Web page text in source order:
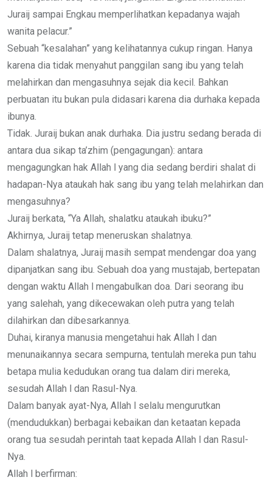
Juraij sampai Engkau memperlihatkan kepadanya wajah
wanita pelacur.”
Sebuah “kesalahan” yang kelihatannya cukup ringan. Hanya
karena dia tidak menyahut panggilan sang ibu yang telah
melahirkan dan mengasuhnya sejak dia kecil. Bahkan
perbuatan itu bukan pula didasari karena dia durhaka kepada
ibunya.
Tidak. Juraij bukan anak durhaka. Dia justru sedang berada di
antara dua sikap ta’zhim (pengagungan): antara
mengagungkan hak Allah l yang dia sedang berdiri shalat di
hadapan-Nya ataukah hak sang ibu yang telah melahirkan dan
mengasuhnya?
Juraij berkata, “Ya Allah, shalatku ataukah ibuku?”
Akhirnya, Juraij tetap meneruskan shalatnya.
Dalam shalatnya, Juraij masih sempat mendengar doa yang
dipanjatkan sang ibu. Sebuah doa yang mustajab, bertepatan
dengan waktu Allah l mengabulkan doa. Dari seorang ibu
yang salehah, yang dikecewakan oleh putra yang telah
dilahirkan dan dibesarkannya.
Duhai, kiranya manusia mengetahui hak Allah l dan
menunaikannya secara sempurna, tentulah mereka pun tahu
betapa mulia kedudukan orang tua dalam diri mereka,
sesudah Allah l dan Rasul-Nya.
Dalam banyak ayat-Nya, Allah l selalu mengurutkan
(mendudukkan) berbagai kebaikan dan ketaatan kepada
orang tua sesudah perintah taat kepada Allah l dan Rasul-
Nya.
Allah l berfirman: